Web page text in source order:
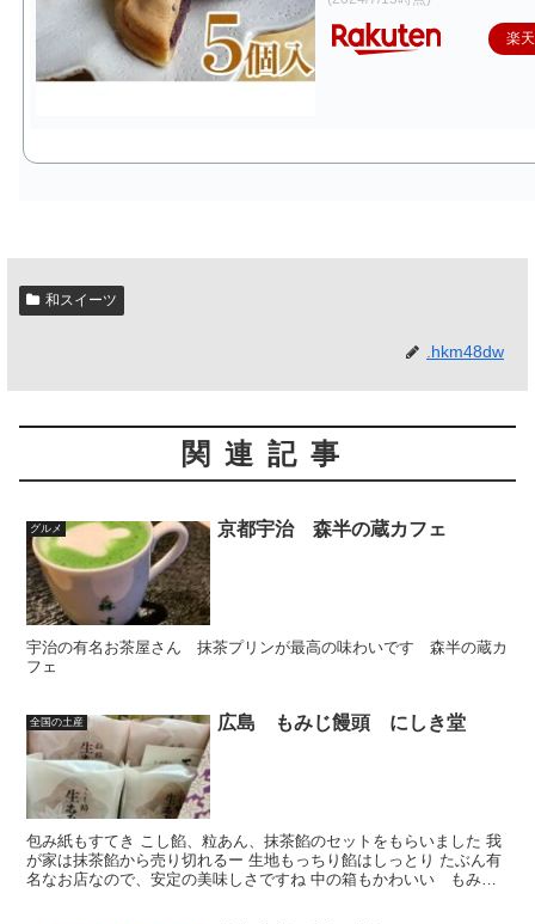
楽
和スイーツ
.hkm48dw
関連記事
グルメ 京都宇治 森半の蔵カフェ
宇治の有名お茶屋さん 抹茶プリンが最高の味わいです 森半の蔵カ
フェ
全国の土産 広島 もみじ饅頭 にしき堂
包み紙もすてき こし餡、粒あん、抹茶餡のセットをもらいました 我
が家は抹茶餡から売り切れるー 生地もっちり餡はしっとり たぶん有
名なお店なので、安定の美味しさですね 中の箱もかわいい もみじ